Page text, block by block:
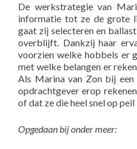
De werkstrategie van
informatie tot ze de grote
gaat zij selecteren en
overblijft. Dankzij haar
voorzien welke hobbels er
met welke belangen er
Als Marina van Zon bij
opdrachtgever erop
of dat ze die heel snel op
Opgedaan bij onder meer: